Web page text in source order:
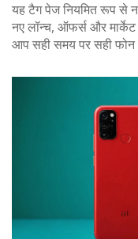
यह टैग पेज नियमित रूप से
नए लॉन्च, ऑफर्स और
आप सही समय पर सही